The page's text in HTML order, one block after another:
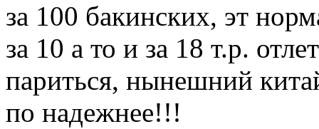
за 100 бакинских, эт
за 10 а то и за 18 т.р.
париться, нынешний
по надежнее!!!